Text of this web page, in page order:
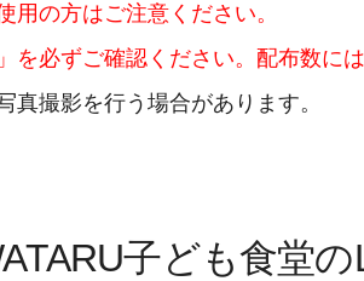
用の方はご注意ください。
を必ずご確認ください。配布数に
真撮影を行う場合があります。
子ども食堂